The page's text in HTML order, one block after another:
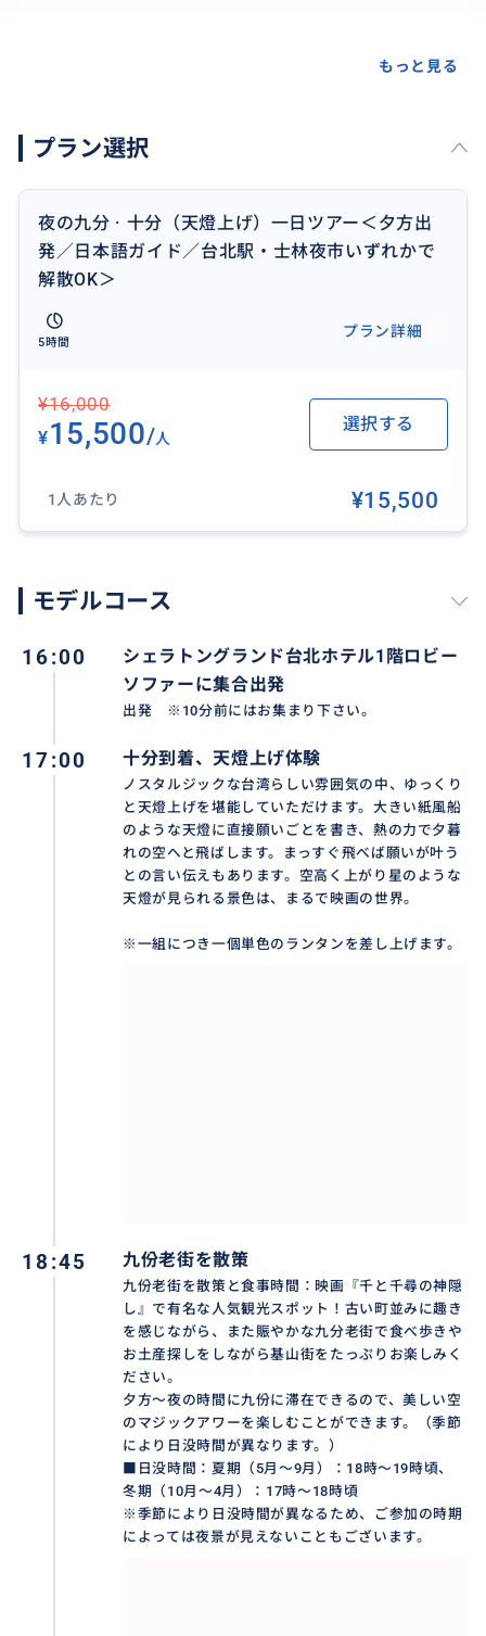
ノスタルジックな台湾らしい雰囲気の中、ゆっくりと
うな天燈に直接願いごとを書き、熱の力で夕暮れの空
へと飛ばします。まっすぐ飛べば願いが叶うとの言い伝
えもあります。空高く上がり星のような天燈が見られ
※一組につき一個単色のランタンを差し上げます。
によっては夜景が見えないこともございます。）
■日没時間：
夏期（5月～9月）：18時～19時頃
冬期（10月～4月）：17時～18時頃
もっと見る
プラン選択
夜の九分 · 十分（天燈上げ）一日ツアー＜夕方出
発／日本語ガイド／台北駅・士林夜市いずれかで
解散OK＞
5時間
プラン詳細
¥16,000
¥15,500/人
選択する
1人あたり ¥15,500
モデルコース
16:00
シェラトングランド台北ホテル1階ロビー
ソファーに集合出発
出発 ※10分前にはお集まり下さい。
17:00 十分到着、天燈上げ体験
ノスタルジックな台湾らしい雰囲気の中、ゆっくり
と天燈上げを堪能していただけます。大きい紙風船
のような天燈に直接願いごとを書き、熱の力で夕暮
れの空へと飛ばします。まっすぐ飛べば願いが叶う
との言い伝えもあります。空高く上がり星のような
天燈が見られる景色は、まるで映画の世界。
※一組につき一個単色のランタンを差し上げます。
18:45 九份老街を散策
九份老街を散策と食事時間：映画『千と千尋の神隠
し』で有名な人気観光スポット！古い町並みに趣き
を感じながら、また賑やかな九分老街で食べ歩きや
お土産探しをしながら基山街をたっぷりお楽しみく
ださい。
夕方～夜の時間に九份に滞在できるので、美しい空
のマジックアワーを楽しむことができます。（季節
により日没時間が異なります。）
■日没時間：夏期（5月～9月）：18時～19時頃、
冬期（10月～4月）：17時～18時頃
※季節により日没時間が異なるため、ご参加の時期
によっては夜景が見えないこともございます。